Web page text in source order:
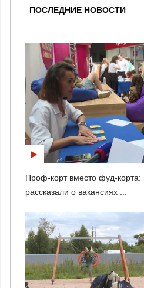
ПОСЛЕДНИЕ НОВОСТИ
Проф-корт вместо фуд-корта:
рассказали о вакансиях ...